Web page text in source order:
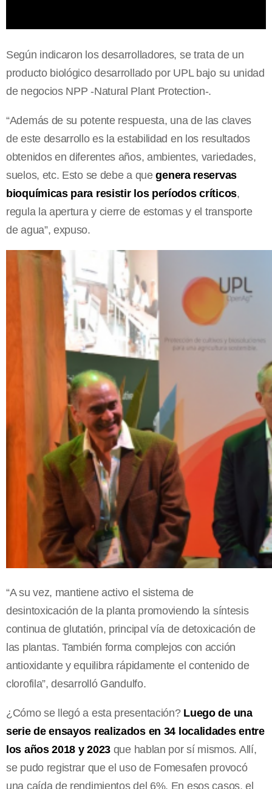
Según indicaron los desarrolladores, se trata de un
producto biológico desarrollado por UPL bajo su unidad
de negocios NPP -Natural Plant Protection-.
“Además de su potente respuesta, una de las claves
de este desarrollo es la estabilidad en los resultados
obtenidos en diferentes años, ambientes, variedades,
suelos, etc. Esto se debe a quegenera reservas
bioquímicas para resistir los períodos críticos,
regula la apertura y cierre de estomas y el transporte
de agua”, expuso.
“A su vez, mantiene activo el sistema de
desintoxicación de la planta promoviendo la síntesis
continua de glutatión, principal vía de detoxicación de
las plantas. También forma complejos con acción
antioxidante y equilibra rápidamente el contenido de
clorofila”, desarrolló Gandulfo.
¿Cómo se llegó a esta presentación? Luego de una
serie de ensayos realizados en 34 localidades entre
los años 2018 y 2023 que hablan por sí mismos. Allí,
se pudo registrar que el uso de Fomesafen provocó
una caída de rendimientos del 6%. En esos casos, el